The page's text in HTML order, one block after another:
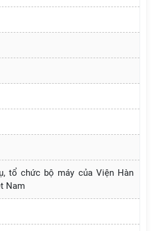
tổ chức bộ máy của Viện Hàn
Nam